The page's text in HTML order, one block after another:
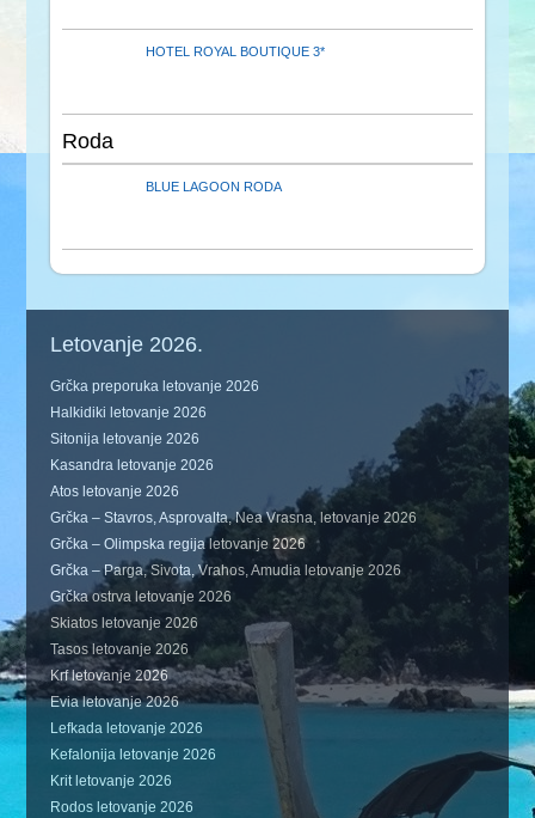
HOTEL ROYAL BOUTIQUE 3*
Roda
BLUE LAGOON RODA
Letovanje 2026.
Grčka preporuka letovanje 2026
Halkidiki letovanje 2026
Sitonija letovanje 2026
Kasandra letovanje 2026
Atos letovanje 2026
Grčka – Stavros, Asprovalta, Nea Vrasna, letovanje 2026
Grčka – Olimpska regija letovanje 2026
Grčka – Parga, Sivota, Vrahos, Amudia letovanje 2026
Grčka ostrva letovanje 2026
Skiatos letovanje 2026
Tasos letovanje 2026
Krf letovanje 2026
Evia letovanje 2026
Lefkada letovanje 2026
Kefalonija letovanje 2026
Krit letovanje 2026
Rodos letovanje 2026